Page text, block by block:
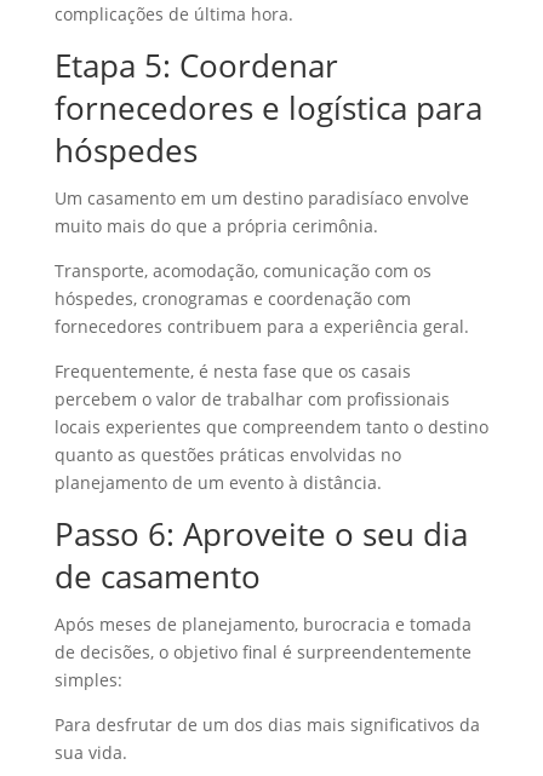
complicações de última hora.
Etapa 5: Coordenar
fornecedores e logística para
hóspedes
Um casamento em um destino paradisíaco envolve
muito mais do que a própria cerimônia.
Transporte, acomodação, comunicação com os
hóspedes, cronogramas e coordenação com
fornecedores contribuem para a experiência geral.
Frequentemente, é nesta fase que os casais
percebem o valor de trabalhar com profissionais
locais experientes que compreendem tanto o destino
quanto as questões práticas envolvidas no
planejamento de um evento à distância.
Passo 6: Aproveite o seu dia
de casamento
Após meses de planejamento, burocracia e tomada
de decisões, o objetivo final é surpreendentemente
simples:
Para desfrutar de um dos dias mais significativos da
sua vida.